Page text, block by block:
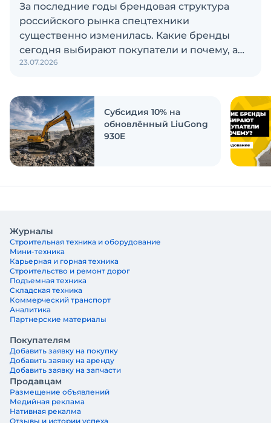
За последние годы брендовая структура
российского рынка спецтехники
существенно изменилась. Какие бренды
сегодня выбирают покупатели и почему, а
также кого считают лидерами рынка?
ответить на эти вопросы
23.07.2026
Субсидия 10% на
обновлённый LiuGong
930E
Журналы
Строительная техника и оборудование
Мини-техника
Карьерная и горная техника
Строительство и ремонт дорог
Подъемная техника
Складская техника
Коммерческий транспорт
Аналитика
Партнерские материалы
Покупателям
Добавить заявку на покупку
Добавить заявку на аренду
Добавить заявку на запчасти
Продавцам
Размещение объявлений
Медийная реклама
Нативная рекалма
Отзывы и истории успеха